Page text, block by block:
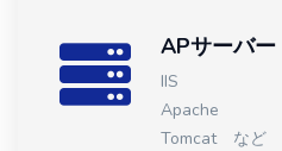
APサーバー
IIS
Apache
Tomcat など